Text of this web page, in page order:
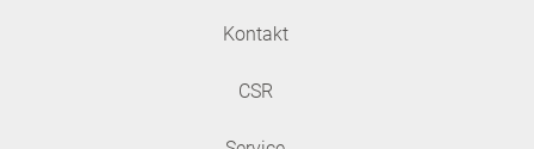
Kontakt
CSR